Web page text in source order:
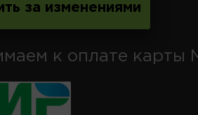
за изменениями
к оплате карты